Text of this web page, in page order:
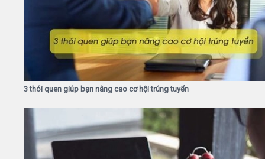
3 thói quen giúp bạn nâng cao cơ hội trúng tuyển